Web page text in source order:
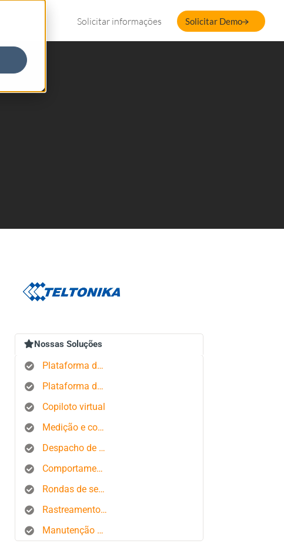
Solicitar informações Solicitar Demo
Nossas Soluções
Plataforma de rastreamento GPS
Plataforma de gerenciamento de pedidos
Copiloto virtual
Medição e controle de estados produtivos
Despacho de ônibus
Comportamento do motorista
Rondas de segurança
Rastreamento de smartphone
Manutenção de frota